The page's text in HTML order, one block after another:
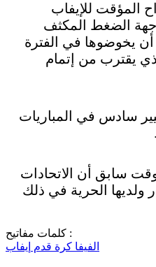
المؤقت للإيفاب
الضغط المكثف
أن يخوضوها في الفترة
يقترب من إتمام
سادس في المباريات
.
سابق أن الاتحادات
ولديها الحرية في ذلك
كلمات مفاتيح :
الفيفا كرة قدم إيفاب